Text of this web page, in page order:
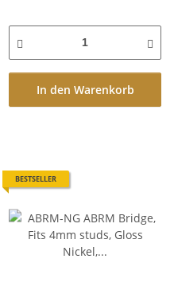
In den Warenkorb
BESTSELLER